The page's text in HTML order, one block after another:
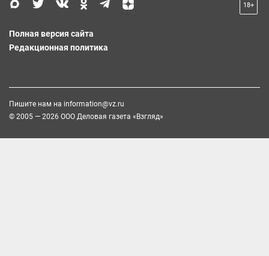
18+
Полная версия сайта
Редакционная политика
Пишите нам на information@vz.ru
© 2005 — 2026 ООО Деловая газета «Взгляд»